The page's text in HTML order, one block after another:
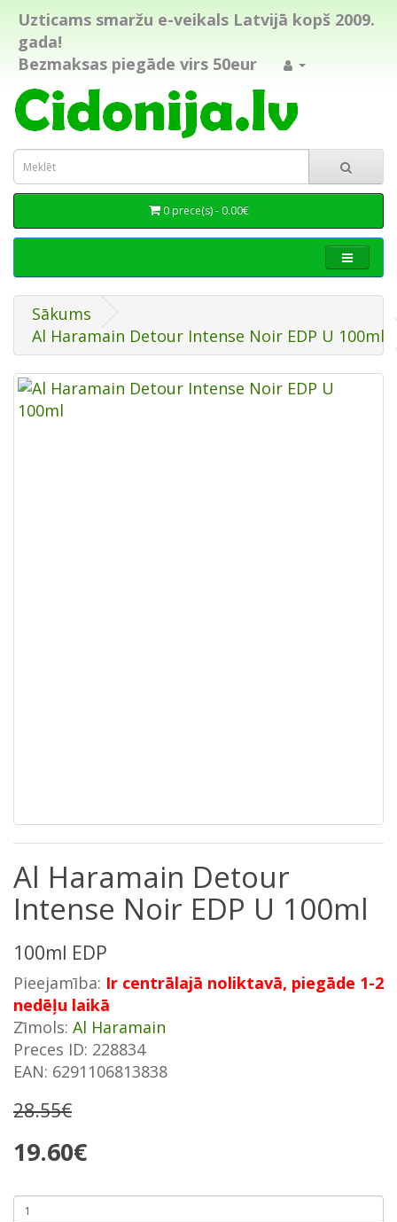
Uzticams smaržu e-veikals Latvijā kopš 2009.
gada!
Bezmaksas piegāde virs 50eur
0 prece(s) - 0.00€
Sākums
Al Haramain Detour Intense Noir EDP U 100ml
Al Haramain Detour
Intense Noir EDP U 100ml
100ml EDP
Pieejamība: Ir centrālajā noliktavā, piegāde 1-2
nedēļu laikā
Zīmols: Al Haramain
Preces ID: 228834
EAN: 6291106813838
28.55€
19.60€